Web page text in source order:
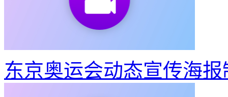
东京奥运会动态宣传海